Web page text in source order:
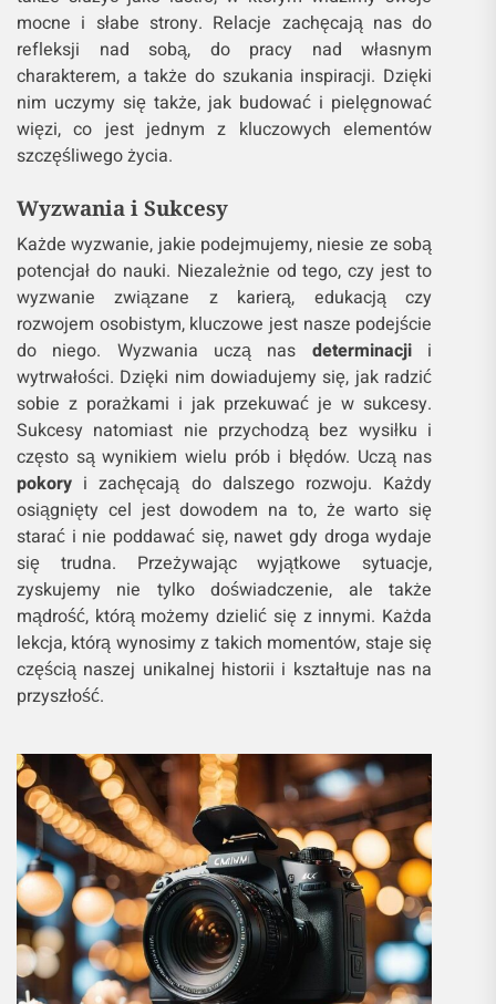
mocne i słabe strony. Relacje zachęcają nas do
refleksji nad sobą, do pracy nad własnym
charakterem, a także do szukania inspiracji. Dzięki
nim uczymy się także, jak budować i pielęgnować
więzi, co jest jednym z kluczowych elementów
szczęśliwego życia.
Wyzwania i Sukcesy
Każde wyzwanie, jakie podejmujemy, niesie ze sobą
potencjał do nauki. Niezależnie od tego, czy jest to
wyzwanie związane z karierą, edukacją czy
rozwojem osobistym, kluczowe jest nasze podejście
do niego. Wyzwania uczą nas determinacjii
wytrwałości. Dzięki nim dowiadujemy się, jak radzić
sobie z porażkami i jak przekuwać je w sukcesy.
Sukcesy natomiast nie przychodzą bez wysiłku i
często są wynikiem wielu prób i błędów. Uczą nas
pokory i zachęcają do dalszego rozwoju. Każdy
osiągnięty cel jest dowodem na to, że warto się
starać i nie poddawać się, nawet gdy droga wydaje
się trudna. Przeżywając wyjątkowe sytuacje,
zyskujemy nie tylko doświadczenie, ale także
mądrość, którą możemy dzielić się z innymi. Każda
lekcja, którą wynosimy z takich momentów, staje się
częścią naszej unikalnej historii i kształtuje nas na
przyszłość.